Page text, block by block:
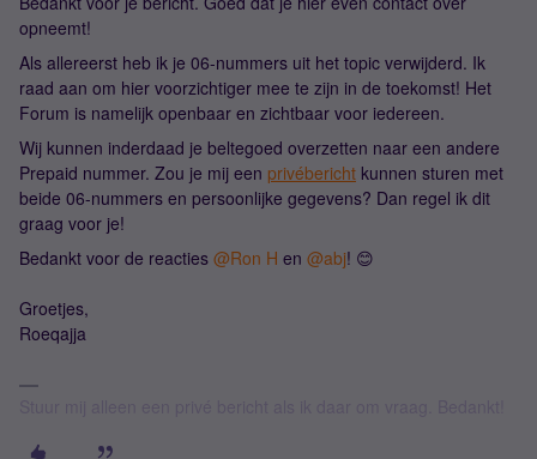
opneemt!
Als allereerst heb ik je 06-nummers uit het topic verwijderd. Ik
raad aan om hier voorzichtiger mee te zijn in de toekomst! Het
Forum is namelijk openbaar en zichtbaar voor iedereen.
Wij kunnen inderdaad je beltegoed overzetten naar een andere
Prepaid nummer. Zou je mij een privébericht kunnen sturen met
beide 06-nummers en persoonlijke gegevens? Dan regel ik dit
graag voor je!
Bedankt voor de reacties @Ron H en @abj! 😊
Groetjes,
Roeqajja